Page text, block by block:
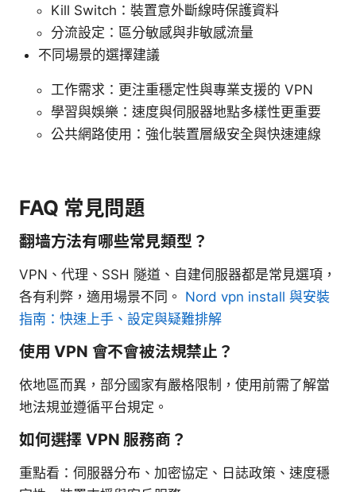
Kill Switch：裝置意外斷線時保護資料
分流設定：區分敏感與非敏感流量
不同場景的選擇建議
工作需求：更注重穩定性與專業支援的 VPN
學習與娛樂：速度與伺服器地點多樣性更重要
公共網路使用：強化裝置層級安全與快速連線
FAQ 常見問題
翻墙方法有哪些常見類型？
VPN、代理、SSH 隧道、自建伺服器都是常見選項，
各有利弊，適用場景不同。 Nord vpn install 與安裝
指南：快速上手、設定與疑難排解
使用 VPN 會不會被法規禁止？
依地區而異，部分國家有嚴格限制，使用前需了解當
地法規並遵循平台規定。
如何選擇 VPN 服務商？
重點看：伺服器分布、加密協定、日誌政策、速度穩